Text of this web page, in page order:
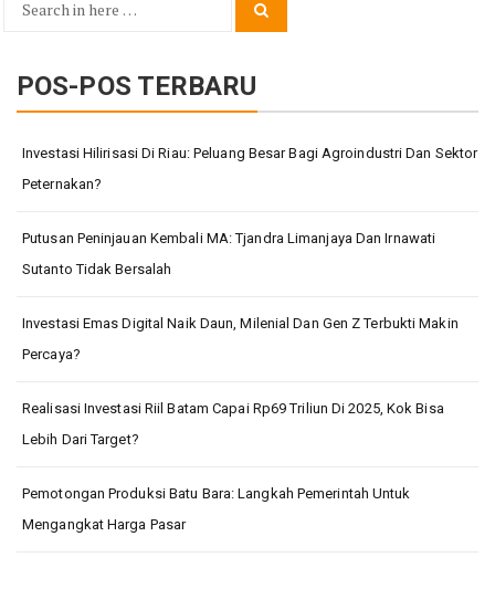
Search
POS-POS TERBARU
Investasi Hilirisasi Di Riau: Peluang Besar Bagi Agroindustri Dan Sektor
Peternakan?
Putusan Peninjauan Kembali MA: Tjandra Limanjaya Dan Irnawati
Sutanto Tidak Bersalah
Investasi Emas Digital Naik Daun, Milenial Dan Gen Z Terbukti Makin
Percaya?
Realisasi Investasi Riil Batam Capai Rp69 Triliun Di 2025, Kok Bisa
Lebih Dari Target?
Pemotongan Produksi Batu Bara: Langkah Pemerintah Untuk
Mengangkat Harga Pasar